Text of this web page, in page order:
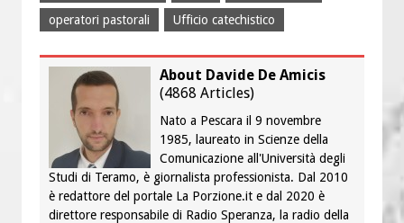
operatori pastorali Ufficio catechistico
About Davide De Amicis
(4868 Articles)
Nato a Pescara il 9 novembre
1985, laureato in Scienze della
Comunicazione all'Università degli
Studi di Teramo, è giornalista professionista. Dal 2010
è redattore del portale La Porzione.it e dal 2020 è
direttore responsabile di Radio Speranza, la radio della